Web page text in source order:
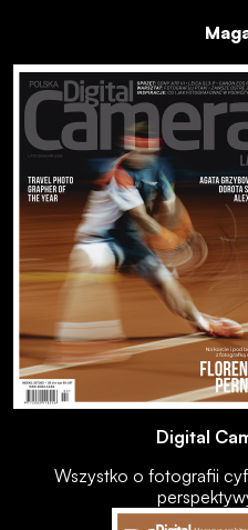
Digital
Wszystko o fotografii